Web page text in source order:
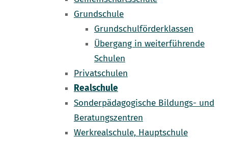
Grundschule
Grundschulförderklassen
Übergang in weiterführende
Schulen
Privatschulen
Realschule
Sonderpädagogische Bildungs- und
Beratungszentren
Werkrealschule, Hauptschule